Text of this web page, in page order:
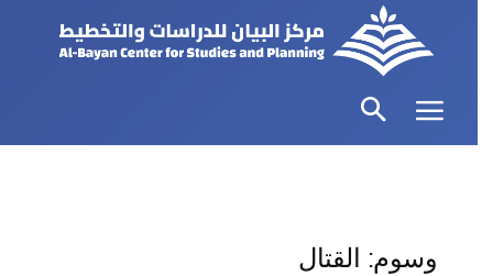
وسوم: القتال